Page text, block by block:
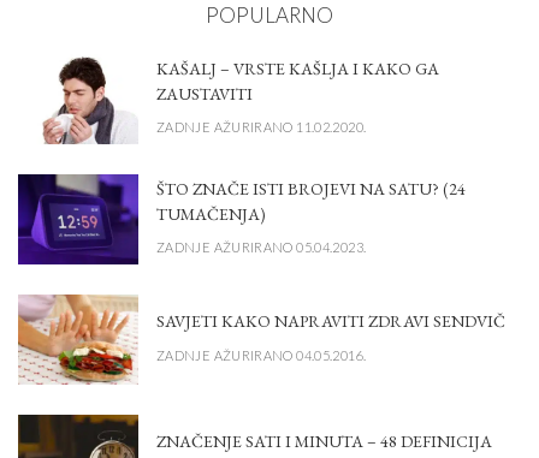
POPULARNO
KAŠALJ – VRSTE KAŠLJA I KAKO GA
ZAUSTAVITI
ZADNJE AŽURIRANO 11.02.2020.
ŠTO ZNAČE ISTI BROJEVI NA SATU? (24
TUMAČENJA)
ZADNJE AŽURIRANO 05.04.2023.
SAVJETI KAKO NAPRAVITI ZDRAVI SENDVIČ
ZADNJE AŽURIRANO 04.05.2016.
ZNAČENJE SATI I MINUTA – 48 DEFINICIJA